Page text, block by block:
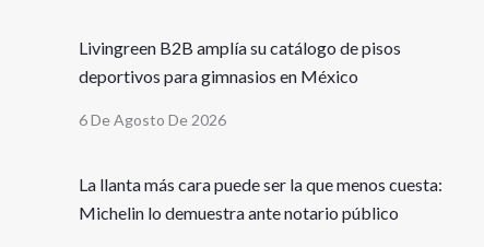
Livingreen B2B amplía su catálogo de pisos
deportivos para gimnasios en México
6 De Agosto De 2026
La llanta más cara puede ser la que menos cuesta:
Michelin lo demuestra ante notario público